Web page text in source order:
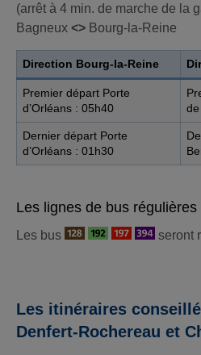
(arrêt à 4 min. de marche de la
Bagneux <> Bourg-la-Reine
Direction Bourg-la-Reine
Premier départ Porte
d’Orléans : 05h40
Dernier départ Porte
d’Orléans : 01h30
Les lignes de bus
Les bus seront
Les itinéraires
Denfert-Rochereau et